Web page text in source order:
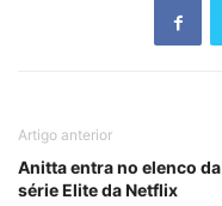
Artigo anterior
Anitta entra no elenco da
série Elite da Netflix